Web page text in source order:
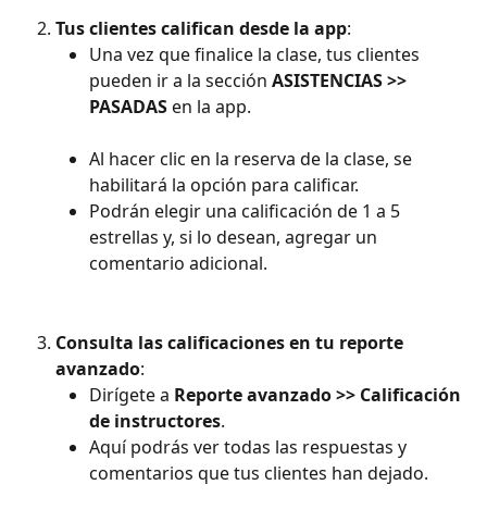
Tus clientes califican desde la app:
Una vez que finalice la clase, tus clientes
pueden ir a la sección ASISTENCIAS >>
PASADAS en la app.
Al hacer clic en la reserva de la clase, se
habilitará la opción para calificar.
Podrán elegir una calificación de 1 a 5
estrellas y, si lo desean, agregar un
comentario adicional.
Consulta las calificaciones en tu reporte
avanzado:
Dirígete a Reporte avanzado >> Calificación
de instructores.
Aquí podrás ver todas las respuestas y
comentarios que tus clientes han dejado.